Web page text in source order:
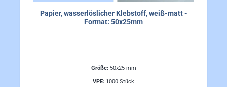
Papier, wasserlöslicher Klebstoff, weiß-matt -
Format: 50x25mm
Größe: 50x25 mm
VPE: 1000 Stück